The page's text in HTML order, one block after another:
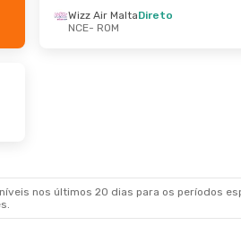
Wizz Air MaltaDireto
NCE- ROM
nos últimos 20 dias para os períodos